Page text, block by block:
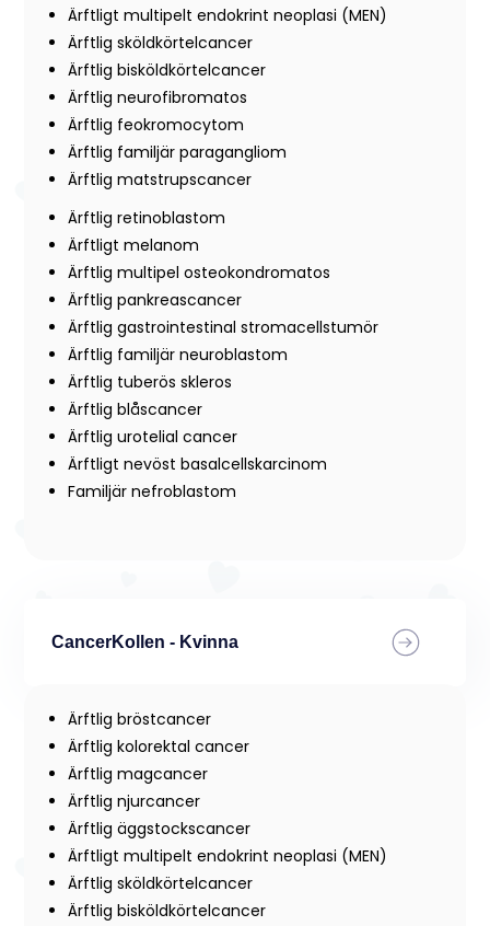
Ärftligt multipelt endokrint neoplasi (MEN)
Ärftlig sköldkörtelcancer
Ärftlig bisköldkörtelcancer
Ärftlig neurofibromatos
Ärftlig feokromocytom
Ärftlig familjär paragangliom
Ärftlig matstrupscancer
Ärftlig retinoblastom
Ärftligt melanom
Ärftlig multipel osteokondromatos
Ärftlig pankreascancer
Ärftlig gastrointestinal stromacellstumör
Ärftlig familjär neuroblastom
Ärftlig tuberös skleros
Ärftlig blåscancer
Ärftlig urotelial cancer
Ärftligt nevöst basalcellskarcinom
Familjär nefroblastom
CancerKollen - Kvinna
Ärftlig bröstcancer
Ärftlig kolorektal cancer
Ärftlig magcancer
Ärftlig njurcancer
Ärftlig äggstockscancer
Ärftligt multipelt endokrint neoplasi (MEN)
Ärftlig sköldkörtelcancer
Ärftlig bisköldkörtelcancer